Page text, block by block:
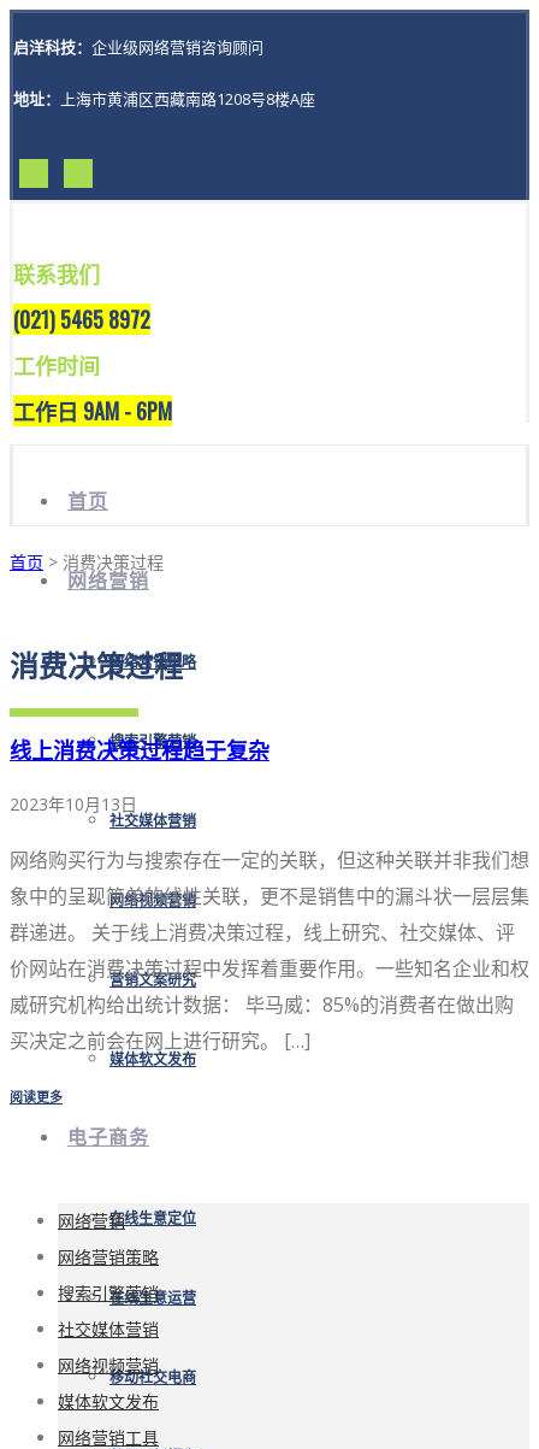
启洋科技： 企业级网络营销咨询顾问
地址： 上海市黄浦区西藏南路1208号8楼A座
联系我们
(021) 5465 8972
工作时间
工作日 9AM - 6PM
首页
网络营销
网络营销策略
搜索引擎营销
社交媒体营销
网络视频营销
营销文案研究
媒体软文发布
电子商务
在线生意定位
在线生意运营
移动社交电商
首页 > 消费决策过程
消费决策过程
线上消费决策过程趋于复杂
2023年10月13日
网络购买行为与搜索存在一定的关联，但这种关联并非我们想
象中的呈现简单的线性关联，更不是销售中的漏斗状一层层集
群递进。 关于线上消费决策过程，线上研究、社交媒体、评
价网站在消费决策过程中发挥着重要作用。一些知名企业和权
威研究机构给出统计数据： 毕马威：85%的消费者在做出购
买决定之前会在网上进行研究。 […]
阅读更多
网络营销
网络营销策略
搜索引擎营销
社交媒体营销
网络视频营销
媒体软文发布
网络营销工具